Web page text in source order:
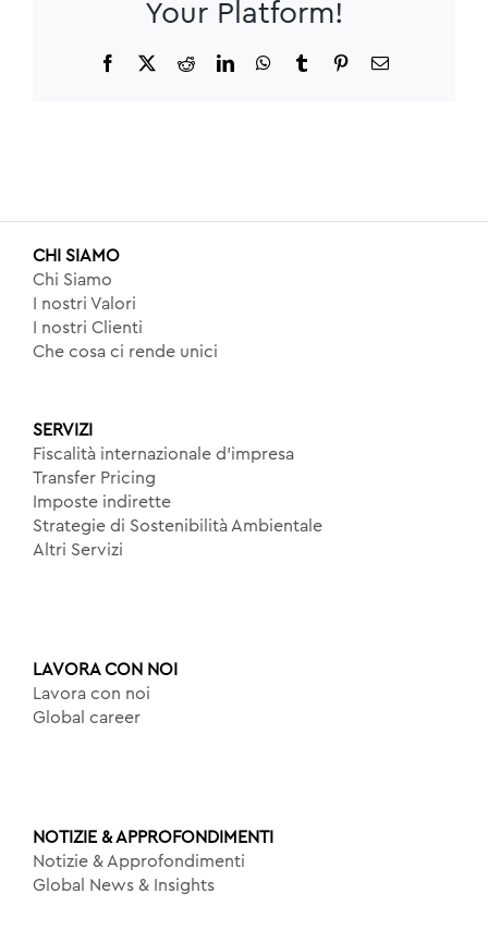
Your Platform!
Facebook RedditLinkedInWhatsApp
Tumblr PinterestEmail
CHI SIAMO
Chi Siamo
I nostri Valori
I nostri Clienti
Che cosa ci rende unici
SERVIZI
Fiscalità internazionale d’impresa
Transfer Pricing
Imposte indirette
Strategie di Sostenibilità Ambientale
Altri Servizi
LAVORA CON NOI
Lavora con noi
Global career
NOTIZIE & APPROFONDIMENTI
Notizie & Approfondimenti
Global News & Insights